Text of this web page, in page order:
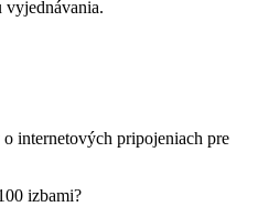
internetových pripojeniach pre
izbami?